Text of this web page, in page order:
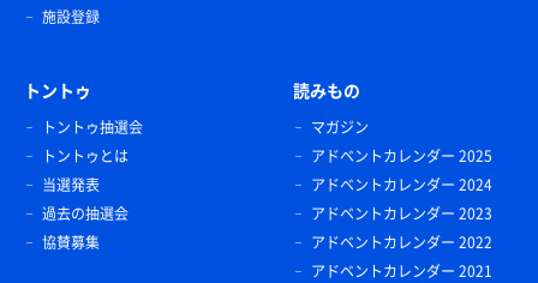
施設登録
トントゥ
トントゥ抽選会
トントゥとは
当選発表
過去の抽選会
協賛募集
読みもの
マガジン
アドベントカレンダー 2025
アドベントカレンダー 2024
アドベントカレンダー 2023
アドベントカレンダー 2022
アドベントカレンダー 2021